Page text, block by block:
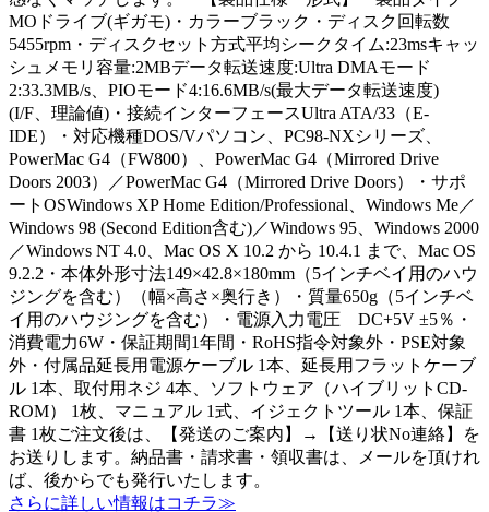
MOドライブ(ギガモ)・カラーブラック・ディスク回転数
5455rpm・ディスクセット方式平均シークタイム:23msキャッ
シュメモリ容量:2MBデータ転送速度:Ultra DMAモード
2:33.3MB/s、PIOモード4:16.6MB/s(最大データ転送速度)
(I/F、理論値)・接続インターフェースUltra ATA/33（E-
IDE）・対応機種DOS/Vパソコン、PC98-NXシリーズ、
PowerMac G4（FW800）、PowerMac G4（Mirrored Drive
Doors 2003）／PowerMac G4（Mirrored Drive Doors）・サポ
ートOSWindows XP Home Edition/Professional、Windows Me／
Windows 98 (Second Edition含む)／Windows 95、Windows 2000
／Windows NT 4.0、Mac OS X 10.2 から 10.4.1 まで、Mac OS
9.2.2・本体外形寸法149×42.8×180mm（5インチベイ用のハウ
ジングを含む）（幅×高さ×奥行き）・質量650g（5インチベ
イ用のハウジングを含む）・電源入力電圧 DC+5V ±5％・
消費電力6W・保証期間1年間・RoHS指令対象外・PSE対象
外・付属品延長用電源ケーブル 1本、延長用フラットケーブ
ル 1本、取付用ネジ 4本、ソフトウェア（ハイブリットCD-
ROM） 1枚、マニュアル 1式、イジェクトツール 1本、保証
書 1枚ご注文後は、【発送のご案内】→【送り状No連絡】を
お送りします。納品書・請求書・領収書は、メールを頂けれ
ば、後からでも発行いたします。
さらに詳しい情報はコチラ≫